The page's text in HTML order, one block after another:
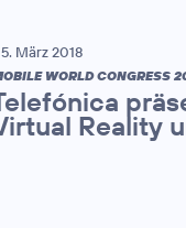
März 2018
WORLD CONGRESS
Reality